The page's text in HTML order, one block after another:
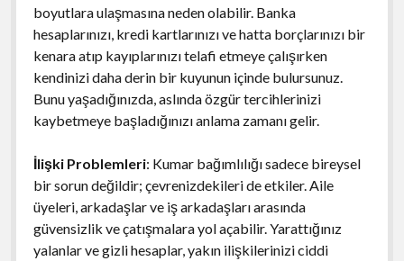
boyutlara ulaşmasına neden olabilir. Banka
hesaplarınızı, kredi kartlarınızı ve hatta borçlarınızı bir
kenara atıp kayıplarınızı telafi etmeye çalışırken
kendinizi daha derin bir kuyunun içinde bulursunuz.
Bunu yaşadığınızda, aslında özgür tercihlerinizi
kaybetmeye başladığınızı anlama zamanı gelir.
İlişki Problemleri: Kumar bağımlılığı sadece bireysel
bir sorun değildir; çevrenizdekileri de etkiler. Aile
üyeleri, arkadaşlar ve iş arkadaşları arasında
güvensizlik ve çatışmalara yol açabilir. Yarattığınız
yalanlar ve gizli hesaplar, yakın ilişkilerinizi ciddi